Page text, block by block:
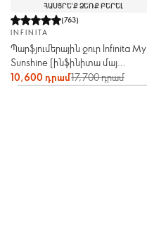
ՀԱՍՑՐԵ՛Ք ՁԵՌՔ ԲԵՐԵԼ
(763)
INFINITA
Պարֆյումերային ջուր Infinita My
Sunshine [ինֆինիտա մայ
սանշայն]
10,600 դրամ17,700 դրամ